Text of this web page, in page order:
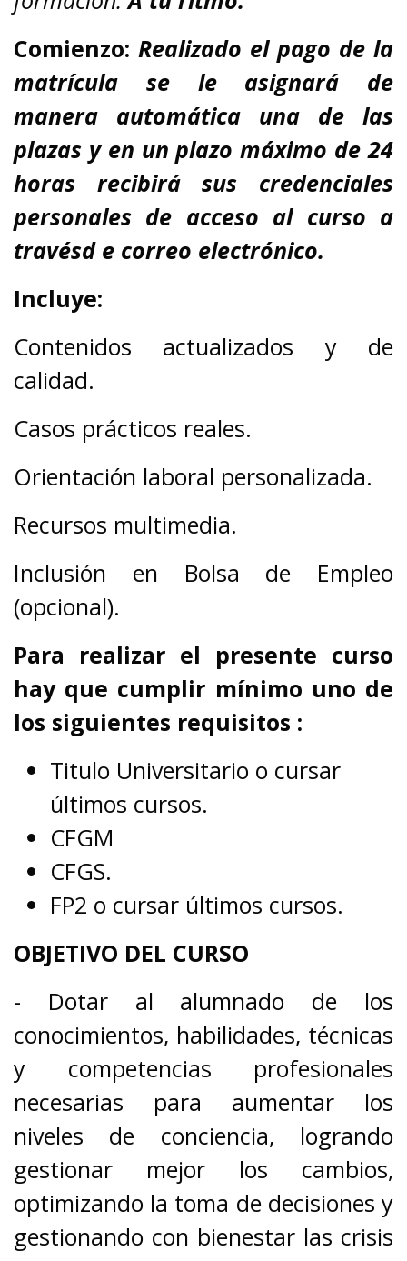
Comienzo: Realizado el pago de la
matrícula se le asignará de
manera automática una de las
plazas y en un plazo máximo de 24
horas recibirá sus credenciales
personales de acceso al curso a
travésd e correo electrónico.
Incluye:
Contenidos actualizados y de
calidad.
Casos prácticos reales.
Orientación laboral personalizada.
Recursos multimedia.
Inclusión en Bolsa de Empleo
(opcional).
Para realizar el presente curso
hay que cumplir mínimo uno de
los siguientes requisitos :
Titulo Universitario o cursar
últimos cursos.
CFGM
CFGS.
FP2 o cursar últimos cursos.
OBJETIVO DEL CURSO
- Dotar al alumnado de los
conocimientos, habilidades, técnicas
y competencias profesionales
necesarias para aumentar los
niveles de conciencia, logrando
gestionar mejor los cambios,
optimizando la toma de decisiones y
gestionando con bienestar las crisis